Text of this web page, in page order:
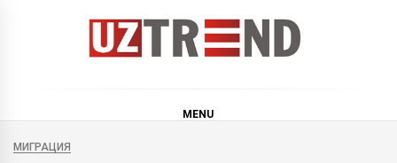
MENU
МИГРАЦИЯ